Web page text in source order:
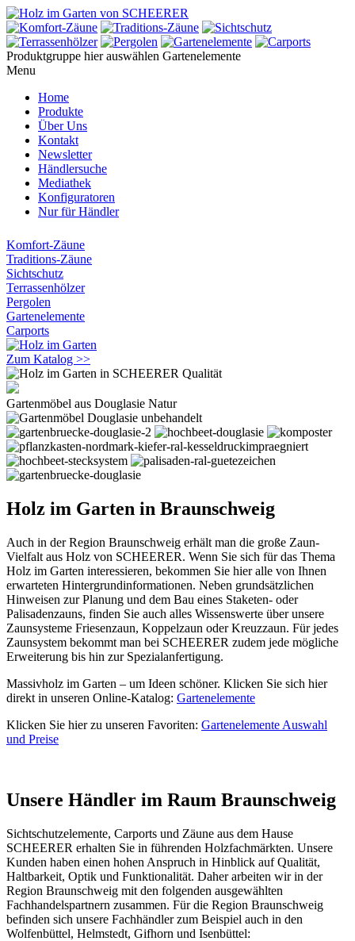
Produktgruppe hier auswählen Gartenelemente
Menu
Home
Produkte
Über Uns
Kontakt
Newsletter
Händlersuche
Mediathek
Konfiguratoren
Nur für Händler
Komfort-Zäune
Traditions-Zäune
Sichtschutz
Terrassenhölzer
Pergolen
Gartenelemente
Carports
Zum Katalog >>
Gartenmöbel aus Douglasie Natur
Holz im Garten in Braunschweig
Auch in der Region Braunschweig erhält man die große Zaun-
Vielfalt aus Holz von SCHEERER. Wenn Sie sich für das Thema
Holz im Garten interessieren, bekommen Sie hier alle von Ihnen
erwarteten Hintergrundinformationen. Neben grundsätzlichen
Hinweisen zur Planung und dem Bau eines Staketen- oder
Palisadenzauns, finden Sie auch alles Wissenswerte über unsere
Zaunsysteme Friesenzaun, Koppelzaun oder Kreuzzaun. Für jedes
Zaunsystem bekommt man bei SCHEERER zudem jede mögliche
Erweiterung bis hin zur Spezialanfertigung.
Massivholz im Garten – um Ideen schöner. Klicken Sie sich hier
direkt in unseren Online-Katalog: Gartenelemente
Klicken Sie hier zu unseren Favoriten: Gartenelemente Auswahl
und Preise
Unsere Händler im Raum Braunschweig
Sichtschutzelemente, Carports und Zäune aus dem Hause
SCHEERER erhalten Sie in führenden Holzfachmärkten. Unsere
Kunden haben einen hohen Anspruch in Hinblick auf Qualität,
Haltbarkeit, Optik und Funktionalität. Daher arbeiten wir in der
Region Braunschweig mit den folgenden ausgewählten
Fachhandelspartnern zusammen. Für die Region Braunschweig
befinden sich unsere Fachhändler zum Beispiel auch in den
Wolfenbüttel, Helmstedt, Gifhorn und Isenbüttel: